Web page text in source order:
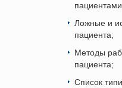
Ложные и
пациента;
Методы
пациента;
Список